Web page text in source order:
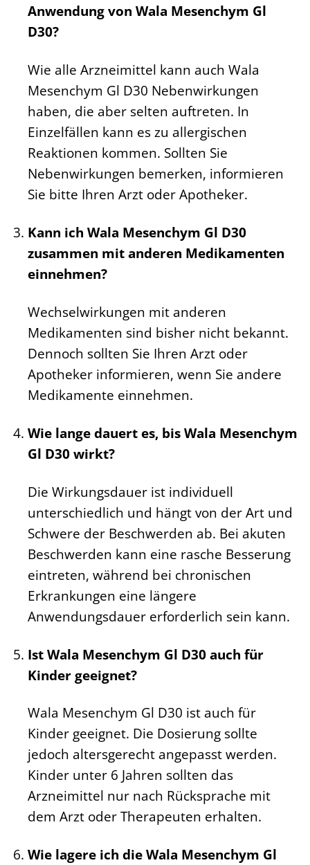
Anwendung von Wala Mesenchym Gl
D30?
Wie alle Arzneimittel kann auch Wala
Mesenchym Gl D30 Nebenwirkungen
haben, die aber selten auftreten. In
Einzelfällen kann es zu allergischen
Reaktionen kommen. Sollten Sie
Nebenwirkungen bemerken, informieren
Sie bitte Ihren Arzt oder Apotheker.
Kann ich Wala Mesenchym Gl D30
zusammen mit anderen Medikamenten
einnehmen?
Wechselwirkungen mit anderen
Medikamenten sind bisher nicht bekannt.
Dennoch sollten Sie Ihren Arzt oder
Apotheker informieren, wenn Sie andere
Medikamente einnehmen.
Wie lange dauert es, bis Wala Mesenchym
Gl D30 wirkt?
Die Wirkungsdauer ist individuell
unterschiedlich und hängt von der Art und
Schwere der Beschwerden ab. Bei akuten
Beschwerden kann eine rasche Besserung
eintreten, während bei chronischen
Erkrankungen eine längere
Anwendungsdauer erforderlich sein kann.
Ist Wala Mesenchym Gl D30 auch für
Kinder geeignet?
Wala Mesenchym Gl D30 ist auch für
Kinder geeignet. Die Dosierung sollte
jedoch altersgerecht angepasst werden.
Kinder unter 6 Jahren sollten das
Arzneimittel nur nach Rücksprache mit
dem Arzt oder Therapeuten erhalten.
Wie lagere ich die Wala Mesenchym Gl